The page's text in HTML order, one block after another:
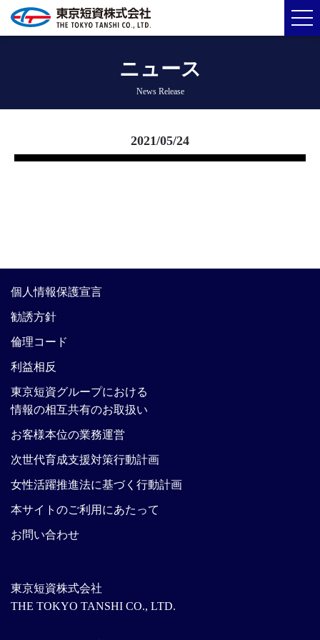
ニュース
News Release
2021/05/24
東京短資株式会社
THE TOKYO TANSHI CO., LTD.
個人情報保護宣言
勧誘方針
倫理コード
利益相反
東京短資グループにおける
情報の相互共有のお取扱い
お客様本位の業務運営
次世代育成支援対策行動計画
女性活躍推進法に基づく行動計画
本サイトのご利用にあたって
お問い合わせ